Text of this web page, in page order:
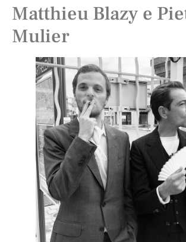
Matthieu Blazy e
Mulier